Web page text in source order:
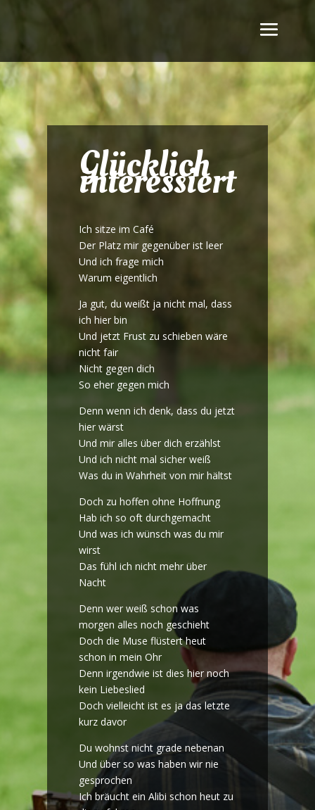
Glücklich
interessiert
Ich sitze im Café
Der Platz mir gegenüber ist leer
Und ich frage mich
Warum eigentlich
Ja gut, du weißt ja nicht mal, dass
ich hier bin
Und jetzt Frust zu schieben wäre
nicht fair
Nicht gegen dich
So eher gegen mich
Denn wenn ich denk, dass du jetzt
hier wärst
Und mir alles über dich erzählst
Und ich nicht mal sicher weiß
Was du in Wahrheit von mir hältst
Doch zu hoffen ohne Hoffnung
Hab ich so oft durchgemacht
Und was ich wünsch was du mir
wirst
Das fühl ich nicht mehr über
Nacht
Denn wer weiß schon was
morgen alles noch geschieht
Doch die Muse flüstert heut
schon in mein Ohr
Denn irgendwie ist dies hier noch
kein Liebeslied
Doch vielleicht ist es ja das letzte
kurz davor
Du wohnst nicht grade nebenan
Und über so was haben wir nie
gesprochen
Ich bräucht ein Alibi schon heut zu